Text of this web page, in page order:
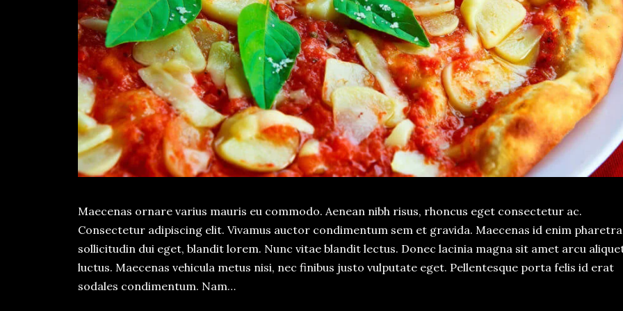
Maecenas ornare varius mauris eu commodo. Aenean nibh risus, rhoncus eget consectetur ac.
Consectetur adipiscing elit. Vivamus auctor condimentum sem et gravida. Maecenas id enim
sollicitudin dui eget, blandit lorem. Nunc vitae blandit lectus. Donec lacinia magna sit amet arcu
luctus. Maecenas vehicula metus nisi, nec finibus justo vulputate eget. Pellentesque porta felis id erat
sodales condimentum. Nam…